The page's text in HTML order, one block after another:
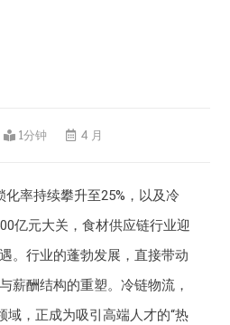
1分钟 4 月
率持续攀升至25%，以及冷
亿元大关，食材供应链行业迎
。行业的蓬勃发展，直接带动
薪酬结构的重塑。冷链物流，
域，正成为吸引高端人才的“热